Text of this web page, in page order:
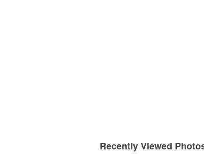
Recently Viewed